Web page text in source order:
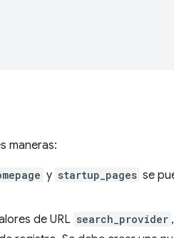
maneras:
y startup_pages se
de URL search_provider ,